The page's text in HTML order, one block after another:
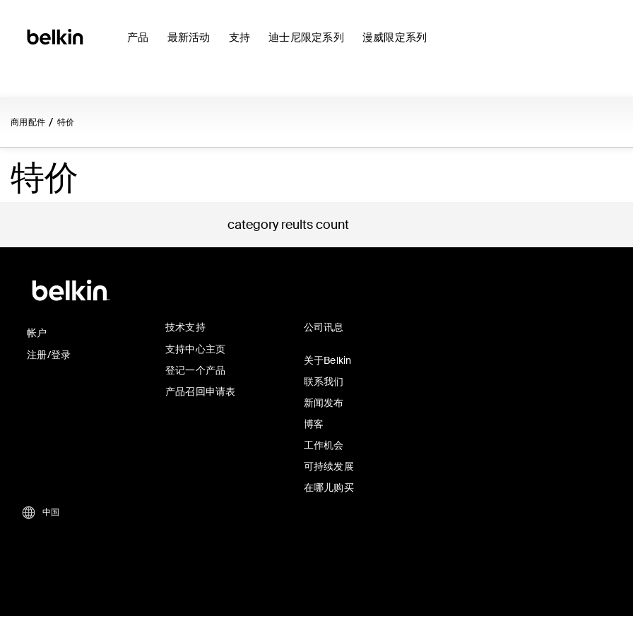
产品 最新活动 支持 迪士尼限定系列 漫威限定系列
商用配件 特价
特价
category reults count
帐户
注册/登录
技术支持
支持中心主页
登记一个产品
产品召回申请表
公司讯息
关于Belkin
联系我们
新闻发布
博客
工作机会
可持续发展
在哪儿购买
中国